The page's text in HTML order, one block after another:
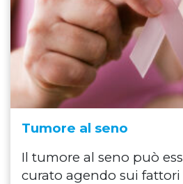
Tumore al seno
Il tumore al seno può
curato agendo sui fattori